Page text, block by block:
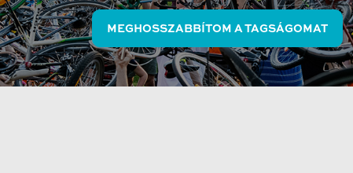
MEGHOSSZABBÍTOM A TAGSÁGOMAT